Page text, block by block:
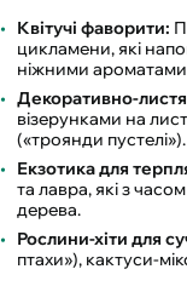
Квітучі фаворити:
цикламени, які
ніжними
Декоративно-
візерунками на
(«троянди пустелі»).
Екзотика для
та лавра, які з
дерева.
Рослини-хіти для
птахи»), кактуси-